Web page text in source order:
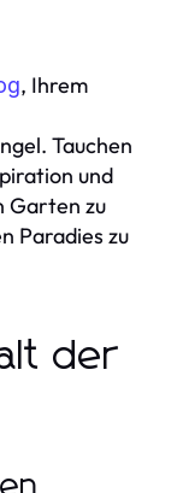
, Ihrem
Tauchen
und
Garten zu
Paradies zu
der